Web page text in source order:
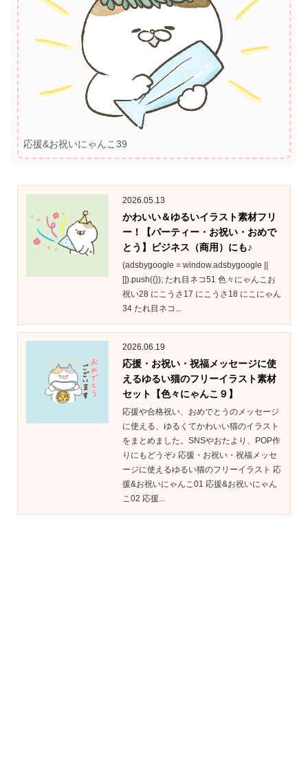
応援&お祝いにゃんこ39
2026.05.13
かわいい＆ゆるいイラスト素材フリ
ー！【パーティー・お祝い・おめで
とう】ビジネス（商用）にも♪
(adsbygoogle = window.adsbygoogle ||
[]).push({}); たれ目ネコ51 色々にゃんこお
祝い28 にこうさ17 にこうさ18 にこにゃん
34 たれ目ネコ...
2026.06.19
応援・お祝い・祝福メッセージに使
えるゆるい猫のフリーイラスト素材
セット【色々にゃんこ９】
応援や合格祝い、おめでとうのメッセージ
に使える、ゆるくてかわいい猫のイラスト
をまとめました。SNSやおたより、POP作
りにもどうぞ♪ 応援・お祝い・祝福メッセ
ージに使えるゆるい猫のフリーイラスト 応
援&お祝いにゃんこ01 応援&お祝いにゃん
こ02 応援...